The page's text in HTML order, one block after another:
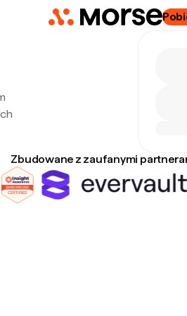
Zbudowane z zaufanymi